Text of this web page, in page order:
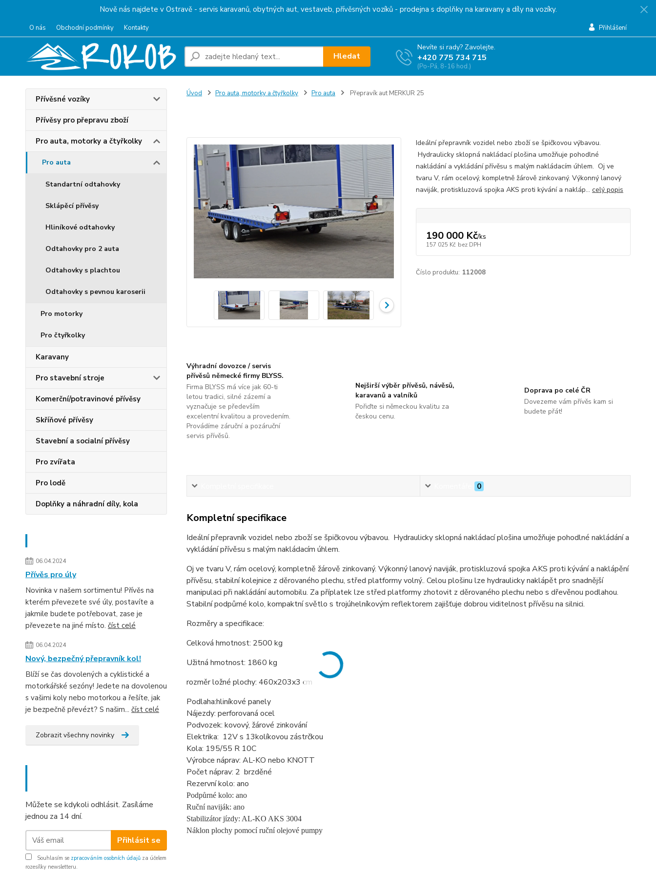
Nově nás najdete v Ostravě - servis karavanů, obytných aut, vestaveb, přívěsných vozíků - prodejna s doplňky na karavany a díly na vozíky.
O nás Obchodní podmínky Kontakty Přihlášení
Hledat
Nevíte si rady? Zavolejte.
+420 775 734 715
(Po-Pá, 8-16 hod.)
Přívěsné vozíky
Přívěsy pro přepravu zboží
Pro auta, motorky a čtyřkolky
Pro auta
Standartní odtahovky
Sklápěcí přívěsy
Hliníkové odtahovky
Odtahovky pro 2 auta
Odtahovky s plachtou
Odtahovky s pevnou karoserii
Pro motorky
Pro čtyřkolky
Karavany
Pro stavební stroje
Komerční/potravinové přívěsy
Skříňové přívěsy
Stavební a socialní přívěsy
Pro zvířata
Pro lodě
Doplňky a náhradní díly, kola
06.04.2024
Přívěs pro úly
Novinka v našem sortimentu! Přívěs na
kterém převezete své úly, postavíte a
jakmile budete potřebovat, zase je
převezete na jiné místo. číst celé
06.04.2024
Nový, bezpečný přepravník kol!
Blíží se čas dovolených a cyklistické a
motorkářské sezóny! Jedete na dovolenou
s vašimi koly nebo motorkou a řešíte, jak
je bezpečně převézt? S našim... číst celé
Zobrazit všechny novinky
Můžete se kdykoli odhlásit. Zasíláme
jednou za 14 dní.
Přihlásit se
Souhlasím se zpracováním osobních údajů za účelem
rozesílky newsletteru.
Úvod Pro auta, motorky a čtyřkolky Pro auta Přepravík aut MERKUR 25
Ideální přepravník vozidel nebo zboží se špičkovou výbavou.
Hydraulicky sklopná nakládací plošina umožňuje pohodlné
nakládání a vykládání přívěsu s malým nakládacím úhlem. Oj ve
tvaru V, rám ocelový, kompletně žárově zinkovaný. Výkonný lanový
naviják, protiskluzová spojka AKS proti kývání a nakláp... celý popis
190 000 Kč/ks
157 025 Kč bez DPH
Číslo produktu: 112008
Výhradní dovozce / servis
přívěsů německé firmy BLYSS.
Firma BLYSS má více jak 60-ti
letou tradici, silné zázemí a
vyznačuje se především
excelentní kvalitou a provedením.
Provádíme záruční a pozáruční
servis přívěsů.
Nejširší výběr přívěsů, návěsů,
karavanů a valníků
Pořiďte si německou kvalitu za
českou cenu.
Doprava po celé ČR
Dovezeme vám přívěs kam si
budete přát!
0
Kompletní specifikace
Ideální přepravník vozidel nebo zboží se špičkovou výbavou. Hydraulicky sklopná nakládací plošina umožňuje pohodlné nakládání a
vykládání přívěsu s malým nakládacím úhlem.
Oj ve tvaru V, rám ocelový, kompletně žárově zinkovaný. Výkonný lanový naviják, protiskluzová spojka AKS proti kývání a naklápění
přívěsu, stabilní kolejnice z děrovaného plechu, střed platformy volný.. Celou plošinu lze hydraulicky naklápět pro snadnější
manipulaci při nakládání automobilu. Za příplatek lze střed platformy zhotovit z děrovaného plechu nebo s dřevěnou podlahou.
Stabilní podpůrné kolo, kompaktní světlo s trojúhelníkovým reflektorem zajišťuje dobrou viditelnost přívěsu na silnici.
Rozměry a specifikace:
Celková hmotnost: 2500 kg
Užitná hmotnost: 1860 kg
rozměr ložné plochy: 460x203x3 cm
Podlaha:hliníkové panely
Nájezdy: perforovaná ocel
Podvozek: kovový, žárové zinkování
Elektrika: 12V s 13kolíkovou zástrčkou
Kola: 195/55 R 10C
Výrobce náprav: AL-KO nebo KNOTT
Počet náprav: 2 brzděné
Rezervní kolo: ano
Podpůrné kolo: ano
Ruční naviják: ano
Stabilizátor jízdy: AL-KO AKS 3004
Náklon plochy pomocí ruční olejové pumpy